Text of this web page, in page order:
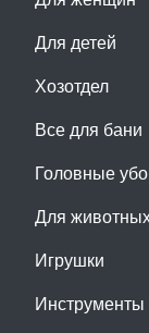
Для детей
Хозотдел
Все для бани
Головные
Для
Игрушки
Инструменты